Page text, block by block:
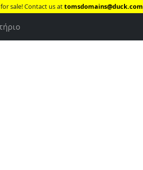
sale! Contact us attomsdomains@duck.com